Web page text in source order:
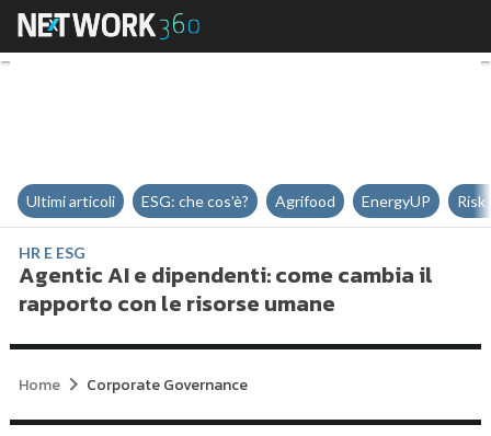
Agentic AI e dipendenti: come
Ultimi articoli ESG: che cos'è? Agrifood EnergyUP Risk
HR E ESG
Agentic AI e dipendenti: come cambia il
rapporto con le risorse umane
Home Corporate Governance